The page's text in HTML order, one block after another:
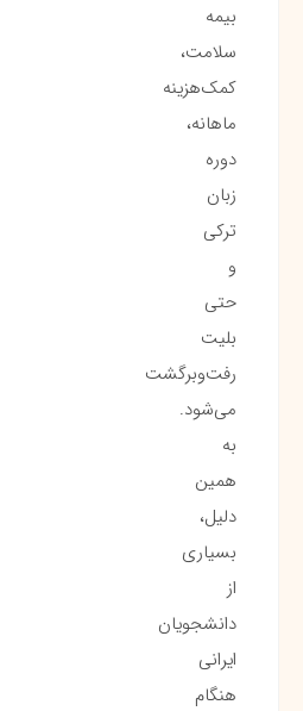
بیمه
سلامت،
کمک‌هزینه
ماهانه،
دوره
زبان
ترکی
و
حتی
بلیت
رفت‌وبرگشت
می‌شود.
به
همین
دلیل،
بسیاری
از
دانشجویان
ایرانی
هنگام